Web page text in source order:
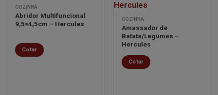
Minha
lista de
COZINHA
Abridor Multifuncional
9,5×4,5cm – Hercules
Cotar
desejos
COZINHA
Amassador de
Batata/Legumes –
Hercules
Cotar